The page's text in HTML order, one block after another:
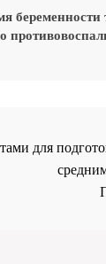
беременности
для